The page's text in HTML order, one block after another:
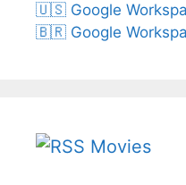
🇺🇸 Google
🇧🇷 Google
Movies